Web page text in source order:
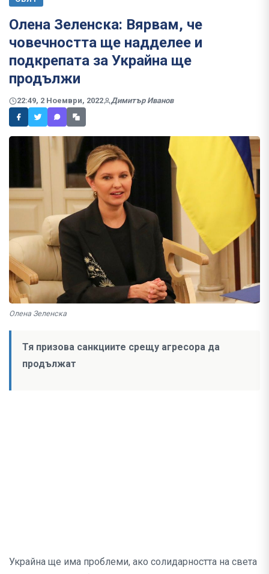
Олена Зеленска: Вярвам, че
човечността ще надделее и
подкрепата за Украйна ще
продължи
22:49, 2 Ноември, 2022 Димитър Иванов
Олена Зеленска
Тя призова санкциите срещу агресора да
продължат
Украйна ще има проблеми, ако солидарността на света